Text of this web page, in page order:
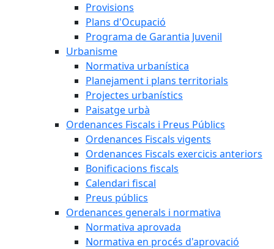
Provisions
Plans d'Ocupació
Programa de Garantia Juvenil
Urbanisme
Normativa urbanística
Planejament i plans territorials
Projectes urbanístics
Paisatge urbà
Ordenances Fiscals i Preus Públics
Ordenances Fiscals vigents
Ordenances Fiscals exercicis anteriors
Bonificacions fiscals
Calendari fiscal
Preus públics
Ordenances generals i normativa
Normativa aprovada
Normativa en procés d'aprovació